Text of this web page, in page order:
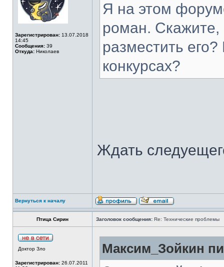
Зарегистрирован: 13.07.2018
14:45
Сообщения: 39
Откуда: Николаев
Я на этом
роман.
разместить
конкурсах?
Ждать
Вернуться к началу
Птица Сирин Заголовок сообщения: Re: Технические проблемы
Доктор Зло
Зарегистрирован: 26.07.2011
Максим_Зойкин